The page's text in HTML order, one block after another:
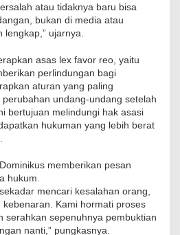
atau tidaknya baru bisa
bukan di media atau
ujarnya.
asas lex favor reo, yaitu
perlindungan bagi
aturan yang paling
undang-undang setelah
bertujuan melindungi hak asasi
hukuman yang lebih berat
memberikan pesan
hukum.
mencari kesalahan orang,
Kami hormati proses
serahkan sepenuhnya pembuktian
nanti,” pungkasnya.